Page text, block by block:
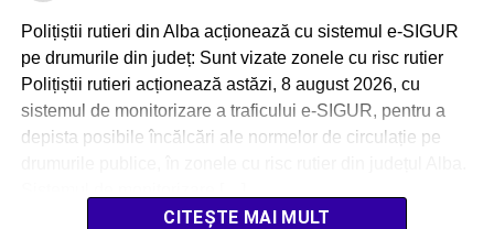
Polițiștii rutieri din Alba acționează cu sistemul e-SIGUR
pe drumurile din județ: Sunt vizate zonele cu risc rutier
Polițiștii rutieri acționează astăzi, 8 august 2026, cu
sistemul de monitorizare a traficului e-SIGUR, pentru a
depista posibile încălcări ale normelor de circulație pe
CITEȘTE MAI MULT